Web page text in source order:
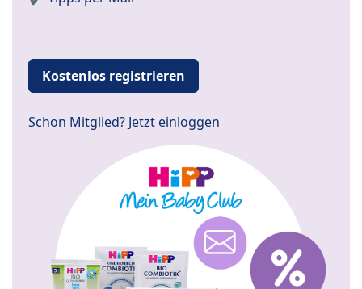
Kostenlos registrieren
Schon Mitglied? Jetzt einloggen